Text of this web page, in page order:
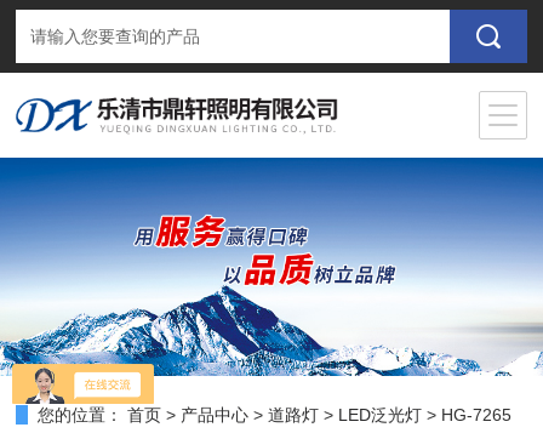
您的位置： 首页 > 产品中心 >道路灯 > LED泛光灯 > HG-7265